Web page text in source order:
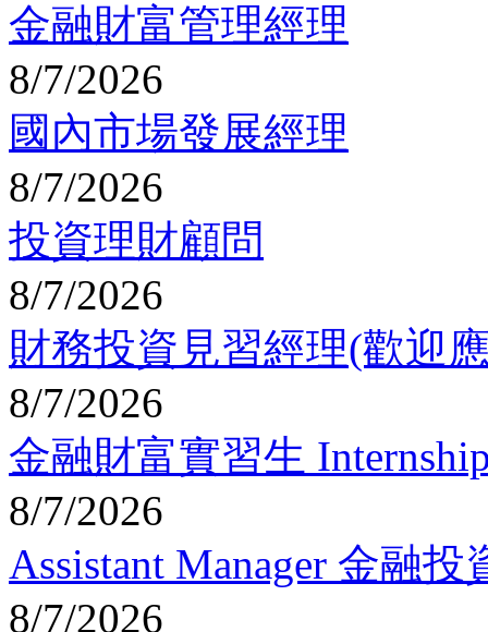
金融財富管理經理
8/7/2026
國內市場發展經理
8/7/2026
投資理財顧問
8/7/2026
財務投資見習經理(歡迎
8/7/2026
金融財富實習生
8/7/2026
Assistant Manager 金融投
8/7/2026